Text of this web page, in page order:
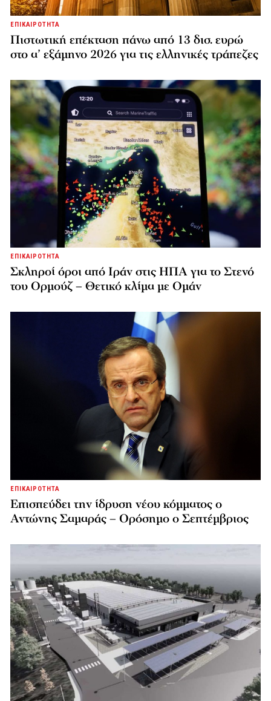
ΕΠΙΚΑΙΡΟΤΗΤΑ
Πιστωτική επέκταση πάνω από 13 δισ. ευρώ
στο α’ εξάμηνο 2026 για τις ελληνικές τράπεζες
ΕΠΙΚΑΙΡΟΤΗΤΑ
Σκληροί όροι από Ιράν στις ΗΠΑ για το Στενό
του Ορμούζ – Θετικό κλίμα με Ομάν
ΕΠΙΚΑΙΡΟΤΗΤΑ
Επισπεύδει την ίδρυση νέου κόμματος o
Αντώνης Σαμαράς – Ορόσημο ο Σεπτέμβριος